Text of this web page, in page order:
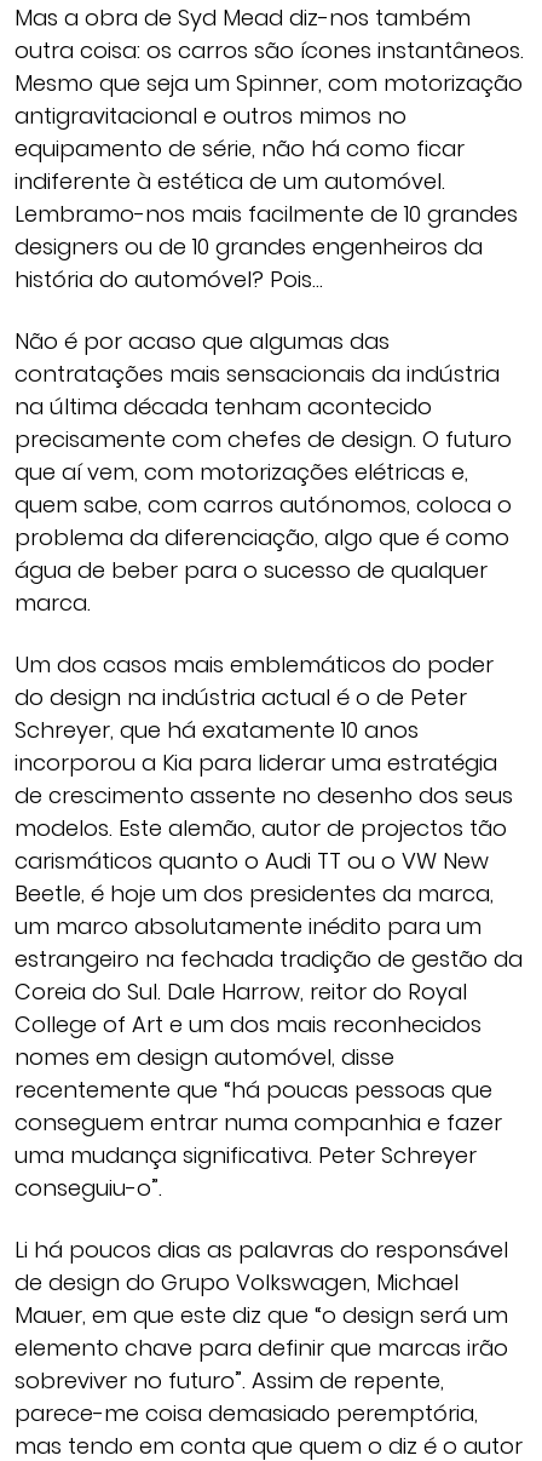
Mas a obra de Syd Mead diz-nos também
outra coisa: os carros são ícones instantâneos.
Mesmo que seja um Spinner, com motorização
antigravitacional e outros mimos no
equipamento de série, não há como ficar
indiferente à estética de um automóvel.
Lembramo-nos mais facilmente de 10 grandes
designers ou de 10 grandes engenheiros da
história do automóvel? Pois…
Não é por acaso que algumas das
contratações mais sensacionais da indústria
na última década tenham acontecido
precisamente com chefes de design. O futuro
que aí vem, com motorizações elétricas e,
quem sabe, com carros autónomos, coloca o
problema da diferenciação, algo que é como
água de beber para o sucesso de qualquer
marca.
Um dos casos mais emblemáticos do poder
do design na indústria actual é o de Peter
Schreyer, que há exatamente 10 anos
incorporou a Kia para liderar uma estratégia
de crescimento assente no desenho dos seus
modelos. Este alemão, autor de projectos tão
carismáticos quanto o Audi TT ou o VW New
Beetle, é hoje um dos presidentes da marca,
um marco absolutamente inédito para um
estrangeiro na fechada tradição de gestão da
Coreia do Sul. Dale Harrow, reitor do Royal
College of Art e um dos mais reconhecidos
nomes em design automóvel, disse
recentemente que “há poucas pessoas que
conseguem entrar numa companhia e fazer
uma mudança significativa. Peter Schreyer
conseguiu-o”.
Li há poucos dias as palavras do responsável
de design do Grupo Volkswagen, Michael
Mauer, em que este diz que “o design será um
elemento chave para definir que marcas irão
sobreviver no futuro”. Assim de repente,
parece-me coisa demasiado peremptória,
mas tendo em conta que quem o diz é o autor